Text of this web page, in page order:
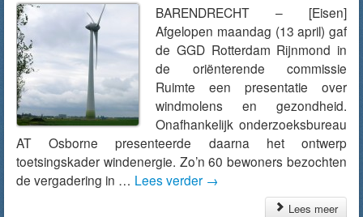
BARENDRECHT – [Eisen]
Afgelopen maandag (13 april) gaf
de GGD Rotterdam Rijnmond in
de oriënterende commissie
Ruimte een presentatie over
windmolens en gezondheid.
Onafhankelijk onderzoeksbureau
AT Osborne presenteerde daarna het ontwerp
toetsingskader windenergie. Zo’n 60 bewoners bezochten
de vergadering in … Lees verder →
Lees meer